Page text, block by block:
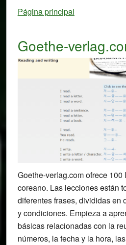
Página principal
Goethe-
Goethe-verlag.com ofrece
coreano. Las lecciones están
diferentes frases, divididas en
y condiciones. Empieza a
básicas relacionadas con la
números, la fecha y la hora,